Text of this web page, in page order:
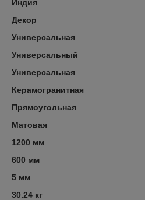
Индия
Декор
Универсальная
Универсальный
Универсальная
Керамогранитная
Прямоугольная
Матовая
1200 мм
600 мм
5 мм
30.24 кг